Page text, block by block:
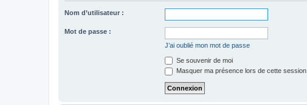
Nom d’utilisateur :
Mot de passe :
J’ai oublié mon mot de passe
Se souvenir de moi
Masquer ma présence lors de cette session